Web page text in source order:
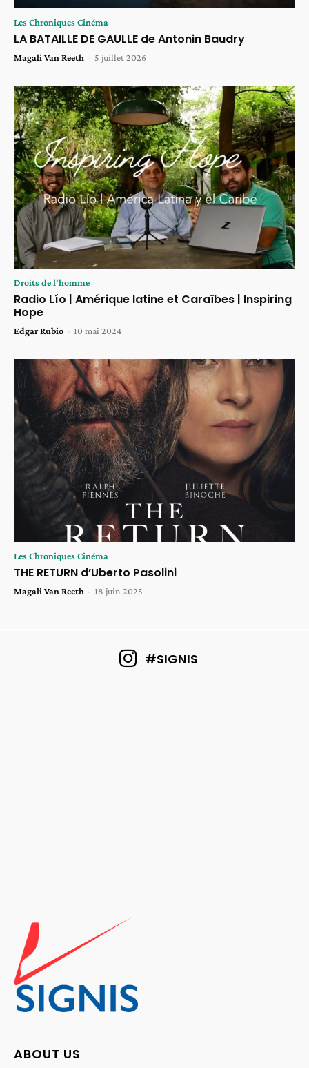
Les Chroniques Cinéma
LA BATAILLE DE GAULLE de Antonin Baudry
Magali Van Reeth - 5 juillet 2026
Droits de l'homme
Radio Lío | Amérique latine et Caraïbes | Inspiring
Hope
Edgar Rubio - 10 mai 2024
Les Chroniques Cinéma
THE RETURN d’Uberto Pasolini
Magali Van Reeth - 18 juin 2025
#SIGNIS
ABOUT US